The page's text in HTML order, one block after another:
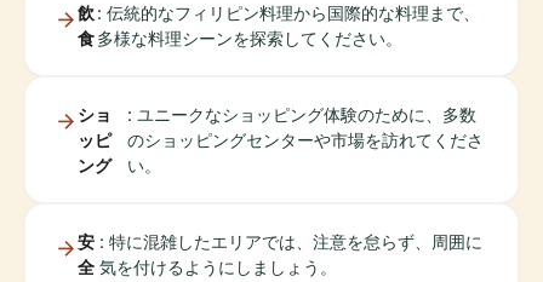
飲
食
: 伝統的なフィリピン料理から国際的な料理まで、
多様な料理シーンを探索してください。
ショ
ッピ
ング
: ユニークなショッピング体験のために、多数
のショッピングセンターや市場を訪れてくださ
い。
安
全
: 特に混雑したエリアでは、注意を怠らず、周囲に
気を付けるようにしましょう。